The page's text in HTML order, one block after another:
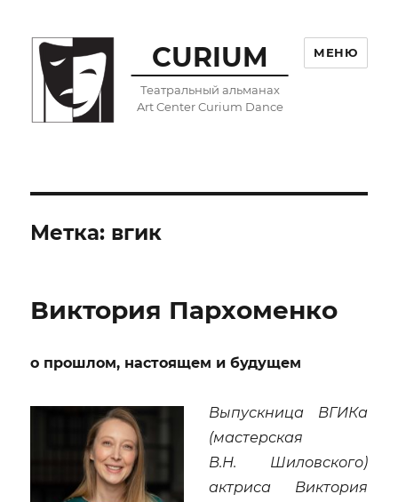
CURIUM
Театральный альманах
Art Center Curium Dance
МЕНЮ
Метка: вгик
Виктория Пархоменко
о прошлом, настоящем и будущем
Выпускница ВГИКа
(мастерская
В.Н. Шиловского)
актриса Виктория